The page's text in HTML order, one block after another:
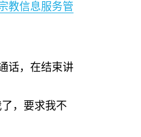
教信息服务管
话，在结束讲
，要求我不